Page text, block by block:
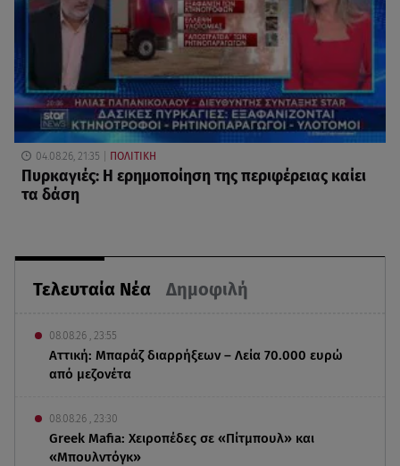
Τελευταία Νέα Δημοφιλή
08.08.26 , 23:55
Αττική: Μπαράζ διαρρήξεων – Λεία 70.000 ευρώ
από μεζονέτα
08.08.26 , 23:30
Greek Mafia: Χειροπέδες σε «Πίτμπουλ» και
«Μπουλντόγκ»
04.08.26, 21:35 ΠΟΛΙΤΙΚΗ
Πυρκαγιές: Η ερημοποίηση της περιφέρειας καίει
τα δάση